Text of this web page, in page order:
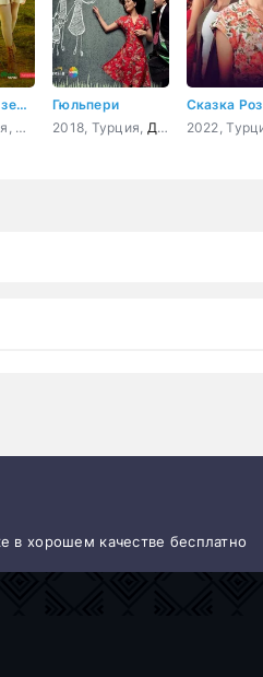
Девушка из зеленой долины 12 серия
2023, Турция,
Драма
Гюльпери
2018, Турция, Драма
Сказка Роз
в хорошем качестве бесплатно